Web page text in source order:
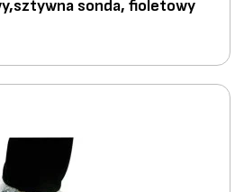
sonda, fioletowy